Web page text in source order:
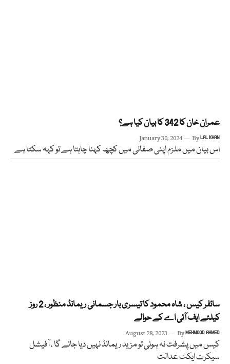
عمران خان کا 342 کا بیان کیا ہے؟
January 30, 2024 ByLAL KHAN
اس بیان میں ملزم اپنی صفائی میں کچھ کہنا چاہتا ہے تو کہہ سکتا ہے
سائفر کیس ، شاہ محمود کا تیسری بار جسمانی ریمانڈ منظور ، 2 روز
کیلئے ایف آئی اے کے حوالے
August 28, 2023 ByMEHMOOD AHMED
کیس میں پشرفت نہ ہوئی تو مزید ریمانڈ نہیں دیا جائے گا ، آفیشل
سیکرٹ ایکٹ عدالت